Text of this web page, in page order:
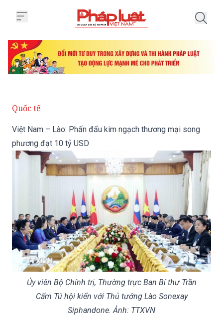
Quốc tế
Việt Nam – Lào: Phấn đấu kim ngạch thương mại song
phương đạt 10 tỷ USD
Ủy viên Bộ Chính trị, Thường trực Ban Bí thư Trần
Cẩm Tú hội kiến với Thủ tướng Lào Sonexay
Siphandone. Ảnh: TTXVN